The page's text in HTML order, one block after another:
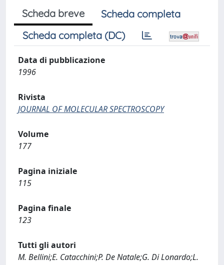
Scheda breve
Scheda completa
Scheda completa (DC)
Data di pubblicazione
1996
Rivista
JOURNAL OF MOLECULAR SPECTROSCOPY
Volume
177
Pagina iniziale
115
Pagina finale
123
Tutti gli autori
M. Bellini;E. Catacchini;P. De Natale;G. Di Lonardo;L.